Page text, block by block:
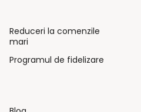
Reduceri la comenzile
mari
Programul de fidelizare